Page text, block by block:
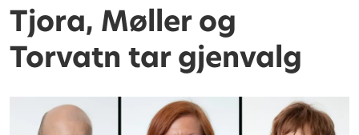
Tjora, Møller og
Torvatn tar gjenvalg